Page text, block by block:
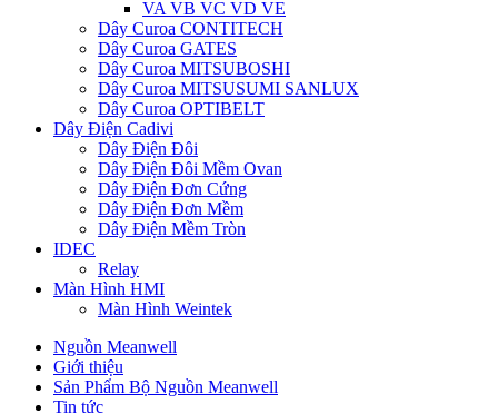
VA VB VC VD VE
Dây Curoa CONTITECH
Dây Curoa GATES
Dây Curoa MITSUBOSHI
Dây Curoa MITSUSUMI SANLUX
Dây Curoa OPTIBELT
Dây Điện Cadivi
Dây Điện Đôi
Dây Điện Đôi Mềm Ovan
Dây Điện Đơn Cứng
Dây Điện Đơn Mềm
Dây Điện Mềm Tròn
IDEC
Relay
Màn Hình HMI
Màn Hình Weintek
Nguồn Meanwell
Giới thiệu
Sản Phẩm Bộ Nguồn Meanwell
Tin tức